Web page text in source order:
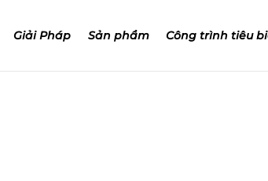
Giải Pháp Sản phẩm Công trình tiêu